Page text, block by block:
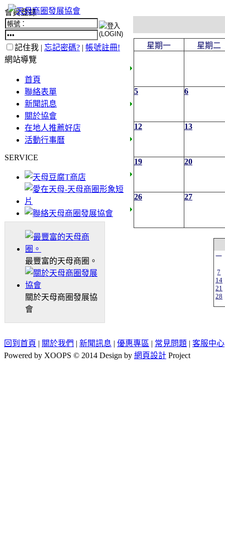
會員登錄
記住我 | 忘記密碼? | 帳號註冊!
網站導覽
首頁
聯絡表單
新聞訊息
關於協會
在地人推薦好店
活動行事曆
SERVICE
最豐富的天母商圈。
關於天母商圈發展協
會
星期一 星期二
5 6
12 13
19 20
26 27
一
7
14
21
28
回到首頁 | 關於我們 | 新聞訊息 | 優惠專區 | 常見問題 | 客服中心
Powered by XOOPS © 2014 Design by 網頁設計 Project